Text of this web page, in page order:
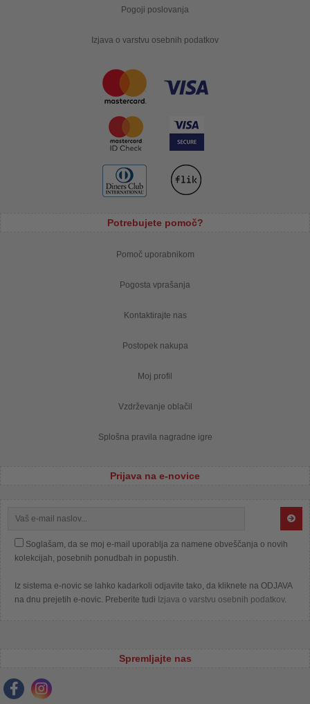
Pogoji poslovanja
Izjava o varstvu osebnih podatkov
Potrebujete pomoč?
Pomoč uporabnikom
Pogosta vprašanja
Kontaktirajte nas
Postopek nakupa
Moj profil
Vzdrževanje oblačil
Splošna pravila nagradne igre
Prijava na e-novice
Soglašam, da se moj e-mail uporablja za namene obveščanja o novih
kolekcijah, posebnih ponudbah in popustih.
Iz sistema e-novic se lahko kadarkoli odjavite tako, da kliknete na ODJAVA
na dnu prejetih e-novic. Preberite tudi Izjava o varstvu osebnih podatkov.
Spremljajte nas